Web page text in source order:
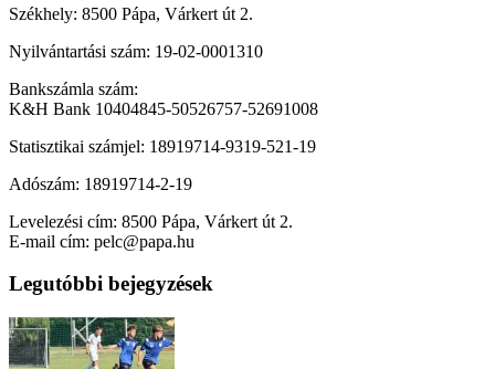
Székhely: 8500 Pápa, Várkert út 2.
Nyilvántartási szám: 19-02-0001310
Bankszámla szám:
K&H Bank 10404845-50526757-52691008
Statisztikai számjel: 18919714-9319-521-19
Adószám: 18919714-2-19
Levelezési cím: 8500 Pápa, Várkert út 2.
E-mail cím: pelc@papa.hu
Legutóbbi bejegyzések